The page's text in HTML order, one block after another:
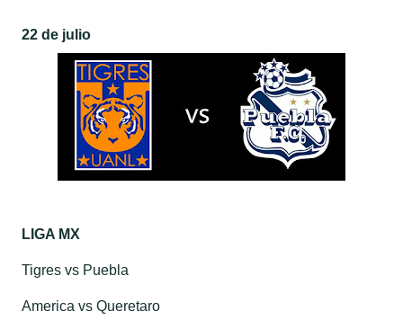
22 de julio
LIGA MX
Tigres vs Puebla
America vs Queretaro